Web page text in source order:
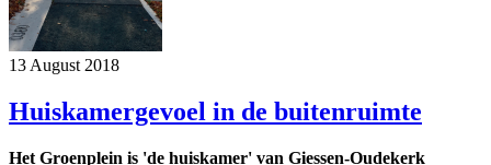
13 August 2018
Huiskamergevoel in de buitenruimte
Het Groenplein is 'de huiskamer' van Giessen-Oudekerk